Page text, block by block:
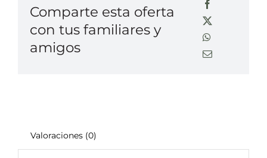
Comparte esta oferta
con tus familiares y
amigos
Valoraciones (0)